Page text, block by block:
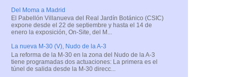
Del Moma a Madrid
El Pabellón Villanueva del Real Jardín Botánico (CSIC)
expone desde el 22 de septiembre y hasta el 14 de
enero la exposición, On-Site, del M...
La nueva M-30 (V), Nudo de la A-3
La reforma de la M-30 en la zona del Nudo de la A-3
tiene programadas dos actuaciones: La primera es el
túnel de salida desde la M-30 direcc...